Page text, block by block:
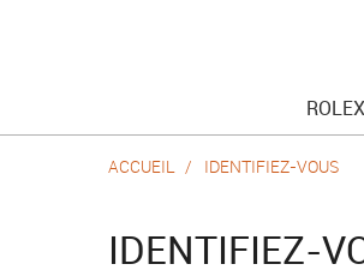
ROLEX
ACCUEIL IDENTIFIEZ-VOUS
IDENTIFIEZ-